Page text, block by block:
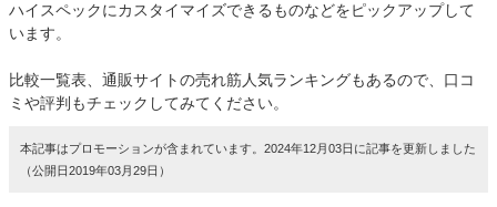
ハイスペックにカスタイマイズできるものなどをピックアップして
います。
比較一覧表、通販サイトの売れ筋人気ランキングもあるので、口コ
ミや評判もチェックしてみてください。
本記事はプロモーションが含まれています。2024年12月03日に記事を更新しました
（公開日2019年03月29日）